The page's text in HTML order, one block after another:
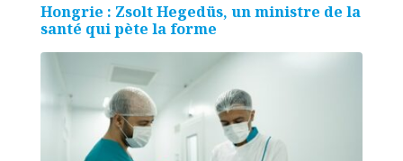
Hongrie : Zsolt Hegedüs, un ministre de la
santé qui pète la forme